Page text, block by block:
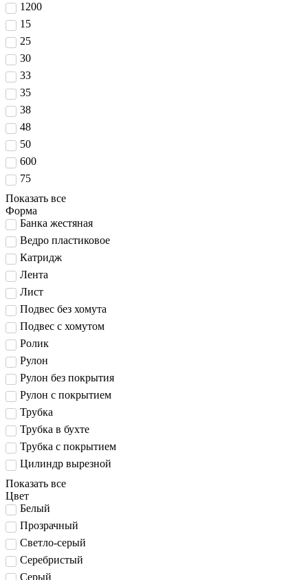
1200
15
25
30
33
35
38
48
50
600
75
Показать все
Форма
Банка жестяная
Ведро пластиковое
Катридж
Лента
Лист
Подвес без хомута
Подвес с хомутом
Ролик
Рулон
Рулон без покрытия
Рулон с покрытием
Трубка
Трубка в бухте
Трубка с покрытием
Цилиндр вырезной
Показать все
Цвет
Белый
Прозрачный
Светло-серый
Серебристый
Серый